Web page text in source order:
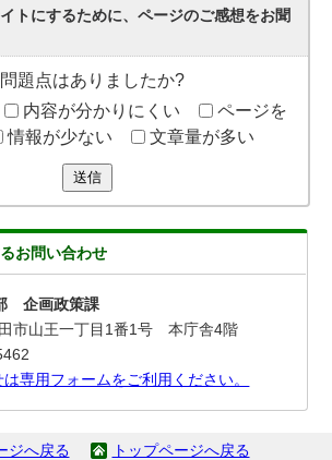
トにするために、ページのご感想をお聞
題点はありましたか?
内容が分かりにくい
ページを
情報が少ない 文章量が多い
送信
お問い合わせ
企画政策課
市山王一丁目1番1号 本庁舎4階
専用フォームをご利用ください。
ジへ戻る トップページへ戻る